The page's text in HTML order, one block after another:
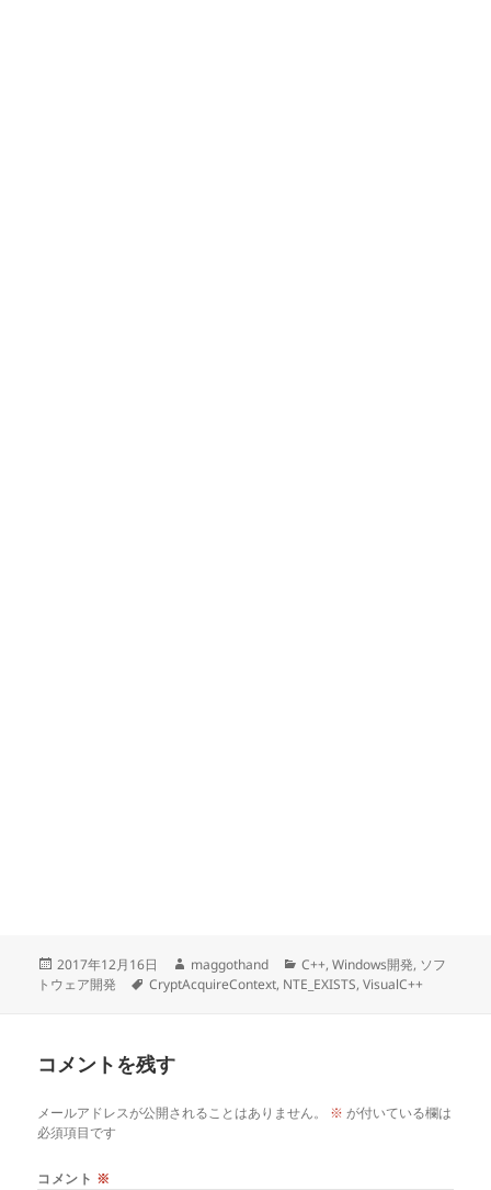
投
稿
2017年12月16日
作
成
maggothand
カ
テ
C++,Windows開発, ソフ
トウェア開発
タ
CryptAcquireContext, NTE_EXISTS,VisualC++
コメントを残す
メールアドレスが公開されることはありません。 ※ が付いている欄は
必須項目です
コメント ※